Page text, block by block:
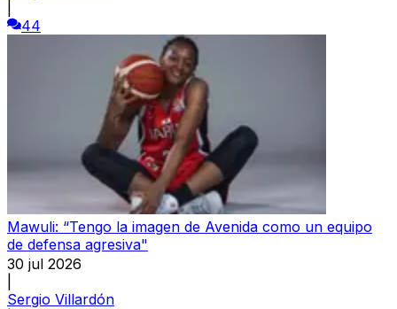
44
Mawuli: “Tengo la imagen de Avenida como un equipo
de defensa agresiva"
30 jul 2026
Sergio Villardón